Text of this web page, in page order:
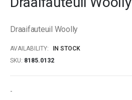
the
gallery
Draaifauteuil Woolly
AVAILABILITY:
IN STOCK
SKU 8185.0132
-